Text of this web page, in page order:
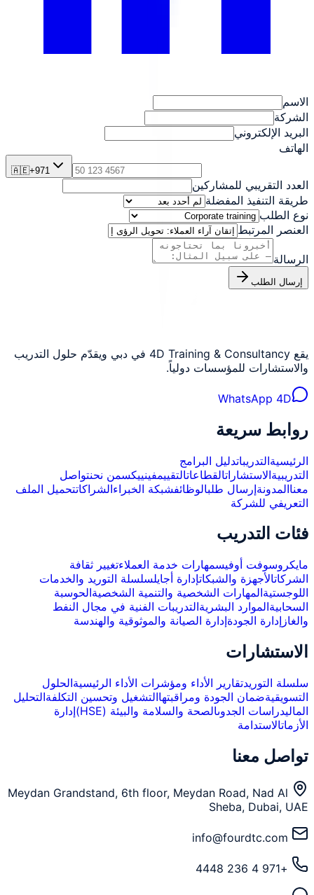
الاسم
الشركة
البريد الإلكتروني
الهاتف
🇦🇪+971
العدد التقريبي للمشاركين
طريقة التنفيذ المفضلة
نوع الطلب
العنصر المرتبط
الرسالة
إرسال الطلب
يقع 4D Training & Consultancy في دبي ويقدّم حلول التدريب
والاستشارات للمؤسسات دولياً.
WhatsApp 4D
روابط سريعة
الرئيسيةالتدريباتدليل البرامج
التدريبيةالاستشاراتالقطاعاتالتقييمفينييكسمن نحنتواصل
معناالمدونةإرسال طلبالوظائفشبكة الخبراءالشراكاتتحميل الملف
التعريفي للشركة
فئات التدريب
مايكروسوفت أوفيسمهارات خدمة العملاءتغيير ثقافة
الشركاتالأجهزة والشبكاتإدارة أجايلسلسلة التوريد والخدمات
اللوجستيةالمهارات الشخصية والتنمية الشخصيةالحوسبة
السحابيةالموارد البشريةالتدريبات الفنية في مجال النفط
والغاز إدارة الجودةإدارة الصيانة والموثوقية والهندسة
الاستشارات
سلسلة التوريدتقارير الأداء ومؤشرات الأداء الرئيسيةالحلول
التسويقيةضمان الجودة ومراقبتهاالتشغيل وتحسين التكلفةالتحليل
الماليدراسات الجدوىالصحة والسلامة والبيئة (HSE)
إدارة
الأزماتالاستدامة
تواصل معنا
Meydan Grandstand, 6th floor, Meydan Road, Nad Al
Sheba, Dubai, UAE
info@fourdtc.com
+971 4 236 4448